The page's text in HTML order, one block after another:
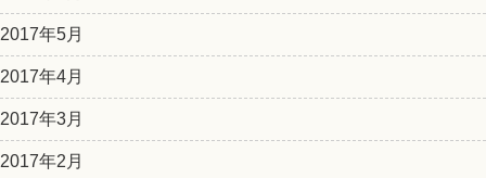
2017年5月
2017年4月
2017年3月
2017年2月